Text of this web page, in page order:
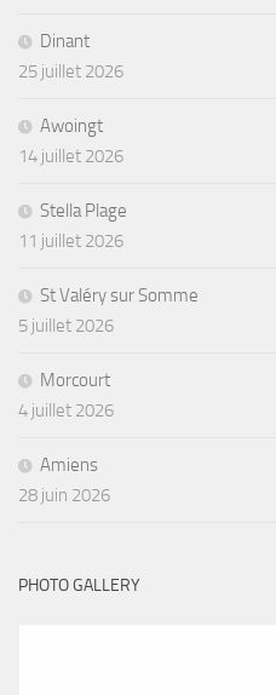
Dinant
25 juillet 2026
Awoingt
14 juillet 2026
Stella Plage
11 juillet 2026
St Valéry sur Somme
5 juillet 2026
Morcourt
4 juillet 2026
Amiens
28 juin 2026
PHOTO GALLERY